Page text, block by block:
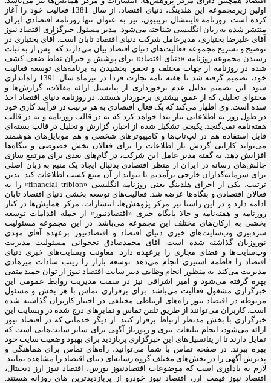
اولین زیرمجموعه این هلدینگ، دنیای اقتصاد، از سال 1381 فعالیت خود را آغاز
کرده است. روزنامه فایننشال تریبیون، نیز به عنوان تنها روزنامه اقتصادی ایران
منتشر شده به زبان انگلیسی شناخته می‌شود. مدیر مسئول خبرگزاری اقتصاد نیوز
آقای علیرضا بختیاری، مدیرعامل شرکت دنیای اقتصاد تابان است. آقای بختیاری در
توضیح و تشریح مجموعه فعالیت‌های دنیای اقتصاد بیان می‌دارند که: پس از به ثبات
رسیدن مجموعه روزنامه «دنیای اقتصاد» برای پوشش و جبران نقاط ضعف کشف
شده در روزنامه از جهات مختلف و تحقق بخشیدن به برنامه‌های توسعه فعالیت
خود، تصمیم گرفته شد تا هفته نامه تجارت فردا در تیرماه سال 1391 راه‌اندازی
شود. این تصمیم بدلیل عدم برخورداری از پتانسیل ارائه مقالات، گزارش‌ها و
محتوای تحلیلی که از عمق بیشتری برخوردار هستند، در روزنامه دنیای اقتصاد اخذ
شده است. وی اظهار می‌کند که یک فعال اقتصادی به هر ترتیب در فرآیند کاری خود
در طول روز به اطلاعاتی نیاز پیدا خواهد کرد که نه در قالب روزنامه و نه در قالب
هفته‌نامه نمی‌گنجد. پکیجی تشکیل شده از اخبار، گزارش و تحلیل در قالب بسته‌ای
قابل استفاده هم در لپ‌تاب‌ها و کامپیوترهای شخصی و هم موبایل‌های هوشمند
می‌تواند کارایی گردش باز اطلاعات را برای فعالان بخش خصوصی و بنگاه‌ها
افزایش دهد. به گفته مدیر عامل این شرکت، در گام‌های بعدی برای مرتفع سازی
چالش‌های رسانه در ایران از منظر اقتصادی بدنبال ایجاد یک منبع به زبان اصلی
برای سرمایه‌گذاران خارجی برآمدیم تا بتواند از آن منبع کسب اطلاعات کند. بدین
ترتیب، یکی از اجزای هلدینگ یعنی روزنامه انگلیسی «financial tribion» را به
فعالان اقتصادی و بنگاه‌ها عرضه شد. فعالیت‌های توسعه بخشی دنیای اقتصاد تابان
ادامه دارد و در این راستا نیز مرکز پژوهش‌ها، انتشارات، مرکز همایش‌ها در کنار
روزنامه و هفته‌نامه و حالا پایگاه خبری «اقتصادنیوز» از جمله اقدامات توسعه
بخشی به ارکان‌های مختلف این مجموعه می‌باشد. در این مجموعه مسئولیت
سردبیری وب‌سایت‌های خبری دنیای اقتصاد و اقتصادنیوز برعهده آقای مهدی
نوروزیان گذاشته شده است. آقای محمدصادق نخجوانی مسئولیت مدیریت
وب‌سایت‌ها و فضای مجازی را برعهده دارد. معاونت وبسایت‌های خبری دنیای
اقتصاد را فاطمه استیری انجام می‌دهد. توسعه بازار را زینب سادات میرهادی
مدیریت می‌کند. به منظور انجام وظایف دبیر سایت اقتصاد نیوز از توان حمید متقی
بهره گرفته می‌شود و امیر اشراقی نیز در سمت مدیریت روابط عمومی این
خبرگزاری مشغول فعالیت می‌باشد. برای برقراری تماس با هر بخش و مسئول
مربوطه در اقتصاد نیوز راه‌های ارتباطی مختلفی در اختیار کاربران گذاشته شده
است. کاربران می‌توانند از طریق تلفن تماس و نمابرهای درج شده در وبسایت این
خبرگزاری با بخش مدنظر ارتباط برقرار کنند. از دیگر خدماتی که در اقتصاد نیوز
ارائه می‌شود، انجام تبلیغات بنری و رپورتاژ آگهی برای سایر سایت‌هایی است که
تمایل دارند تا از پتانسیل‌های این خبرگزاری پربازدید برای بهبود وضعیت سایت خود
بهره ببرند. در صفحه تماس با شما می‌توانید، راه‌های تماس برای هماهنگی و
پذیرش آگهی را در بخش‌های مختلف گروه رسانه‌ای دنیای اقتصاد را مشاهده نمایید.
لازم به یادآوری است که موضوعات اقتصادنیوز بورس، اقتصاد نیوز ارز دیجیتال،
اقتصاد نیوز قیمت ارز، اقتصاد نیوز خودرو از پربازدیدترین های روزانه هستند.